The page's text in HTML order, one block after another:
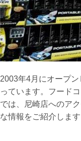
2003年4月にオープ
っています。フード
では、尼崎店へのア
な情報をご紹介します